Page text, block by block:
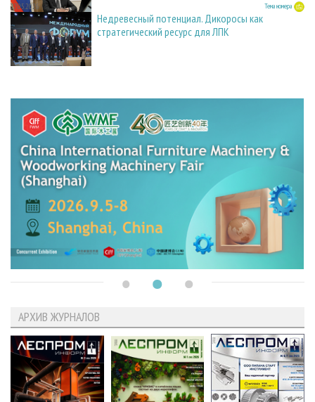
27.05.2026 Тема номера
Недревесный потенциал. Дикоросы как
стратегический ресурс для ЛПК
АРХИВ ЖУРНАЛОВ